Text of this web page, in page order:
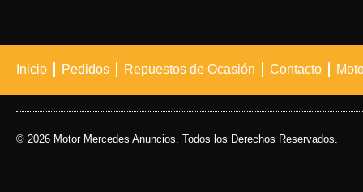
Inicio Pedidos Repuestos de Ocasión Contacto
© 2026 Motor Mercedes Anuncios. Todos los Derechos Reservados.